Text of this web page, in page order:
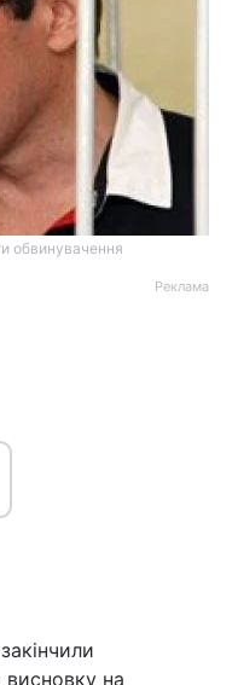
обвинувачення
Реклама
на